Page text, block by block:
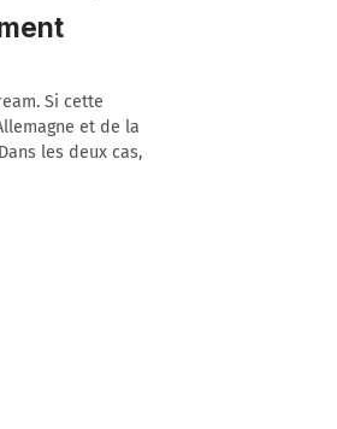
Si cette
et de la
les deux cas,